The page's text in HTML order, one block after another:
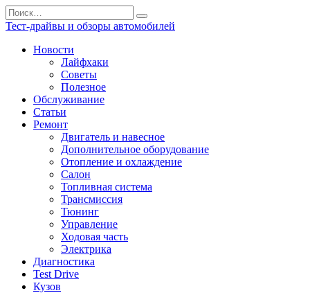
Перейти
к
содержанию
Search
for:
Тест-драйвы и обзоры автомобилей
Новости
Лайфхаки
Советы
Полезное
Обслуживание
Статьи
Ремонт
Двигатель и навесное
Дополнительное оборудование
Отопление и охлаждение
Салон
Топливная система
Трансмиссия
Тюнинг
Управление
Ходовая часть
Электрика
Диагностика
Test Drive
Кузов